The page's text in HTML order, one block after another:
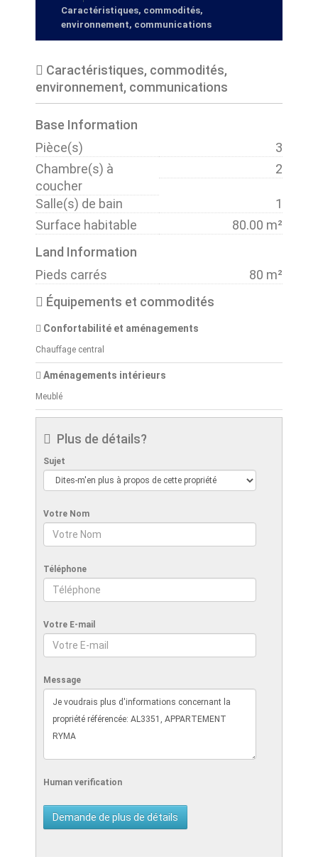
Caractéristiques, commodités,
environnement, communications
Caractéristiques, commodités,
environnement, communications
Base Information
Pièce(s)
3
Chambre(s) à
coucher
2
Salle(s) de bain
1
Surface habitable
80.00 m²
Land Information
Pieds carrés
80 m²
Équipements et commodités
Confortabilité et aménagements
Chauffage central
Aménagements intérieurs
Meublé
Plus de détails?
Sujet
Votre Nom
Téléphone
Votre E-mail
Message
Human verification